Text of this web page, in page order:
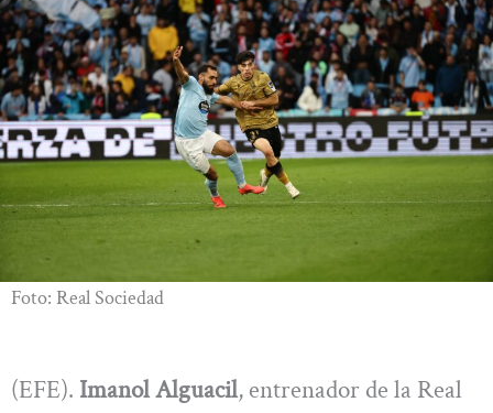
Foto: Real Sociedad
(EFE). Imanol Alguacil, entrenador de la Real